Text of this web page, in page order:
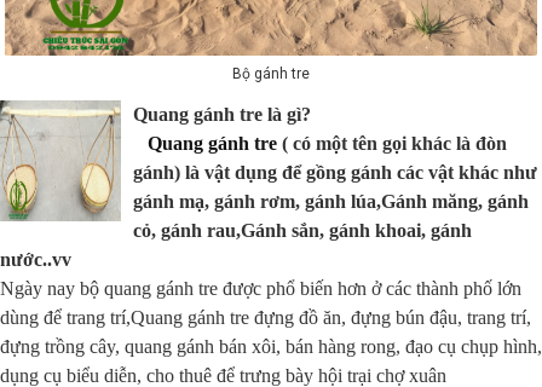
Bộ gánh tre
Quang gánh tre là gì?
Quang gánh tre ( có một tên gọi khác là đòn
gánh) là vật dụng để gồng gánh các vật khác như
gánh mạ, gánh rơm, gánh lúa,Gánh măng, gánh
cỏ, gánh rau,Gánh sắn, gánh khoai, gánh
nước..vv
Ngày nay bộ quang gánh tre được phổ biến hơn ở các thành phố lớn
dùng để trang trí,Quang gánh tre đựng đồ ăn, đựng bún đậu, trang trí,
đựng trồng cây, quang gánh bán xôi, bán hàng rong, đạo cụ chụp hình,
dụng cụ biểu diễn, cho thuê để trưng bày hội trại chợ xuân